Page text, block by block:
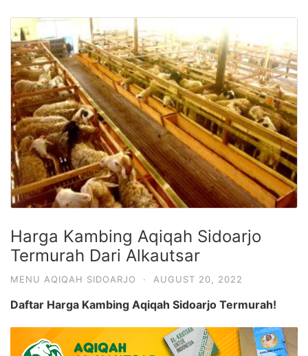
Harga Kambing Aqiqah Sidoarjo
Termurah Dari Alkautsar
MENU AQIQAH SIDOARJO · AUGUST 20, 2022
Daftar Harga Kambing Aqiqah Sidoarjo Termurah!